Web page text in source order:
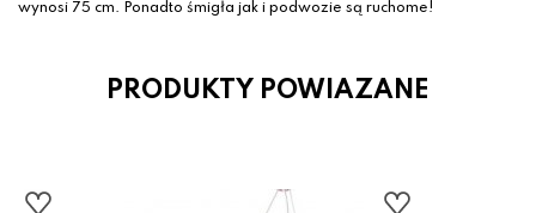
wynosi 75 cm. Ponadto śmigła jak i podwozie są ruchome!
PRODUKTY POWIAZANE